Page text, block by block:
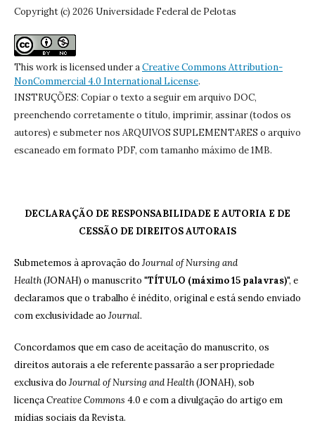
Copyright (c) 2026 Universidade Federal de Pelotas
This work is licensed under aCreative Commons Attribution-
NonCommercial 4.0 International License.
INSTRUÇÕES: Copiar o texto a seguir em arquivo DOC,
preenchendo corretamente o título, imprimir, assinar (todos os
autores) e submeter nos ARQUIVOS SUPLEMENTARES o arquivo
escaneado em formato PDF, com tamanho máximo de 1MB.
DECLARAÇÃO DE RESPONSABILIDADE E AUTORIA E DE
CESSÃO DE DIREITOS AUTORAIS
Submetemos à aprovação do Journal of Nursing and
Health(JONAH) o manuscrito "TÍTULO (máximo 15 palavras)", e
declaramos que o trabalho é inédito, original e está sendo enviado
com exclusividade ao Journal.
Concordamos que em caso de aceitação do manuscrito, os
direitos autorais a ele referente passarão a ser propriedade
exclusiva do Journal of Nursing and Health(JONAH), sob
licençaCreative Commons 4.0 e com a divulgação do artigo em
mídias sociais da Revista.